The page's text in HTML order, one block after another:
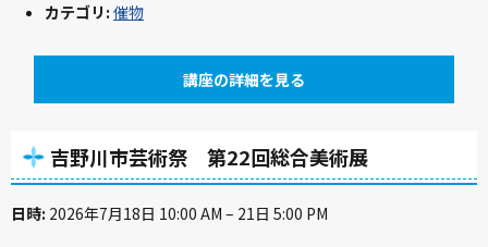
カテゴリ: 催物
講座の詳細を見る
吉野川市芸術祭 第22回総合美術展
日時: 2026年7月18日 10:00 AM – 21日 5:00 PM